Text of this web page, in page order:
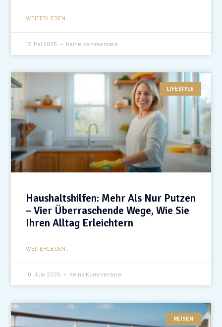
WEITERLESEN...
12. Mai 2025 Keine Kommentare
LIFESTYLE
Haushaltshilfen: Mehr Als Nur Putzen
– Vier Überraschende Wege, Wie Sie
Ihren Alltag Erleichtern
WEITERLESEN...
10. Juni 2025 Keine Kommentare
REISEN